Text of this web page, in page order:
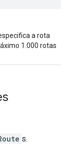
a rota
1.000 rotas
s.